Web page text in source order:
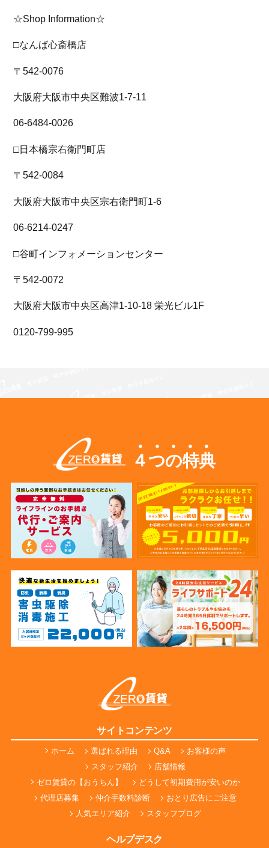
☆Shop Information☆
□なんば心斎橋店
〒542-0076
大阪府大阪市中央区難波1-7-11
06-6484-0026
□日本橋宗右衛門町店
〒542-0084
大阪府大阪市中央区宗右衛門町1-6
06-6214-0247
□谷町インフォメーションセンター
〒542-0072
大阪府大阪市中央区高津1-10-18 栄光ビル1F
0120-799-995
４つの特典
サイトコンテンツ
ホーム 選ばれる理由 Q&A
お客様の声
スタッフ紹介
店舗情報
ゼロ賃貸の【おうちん】
どうして初期費用が安いのか
代理店募集
仲介手数料診断
おとり広告にご注意
人気エリア紹介
スタッフブログ
ヘルプデスク